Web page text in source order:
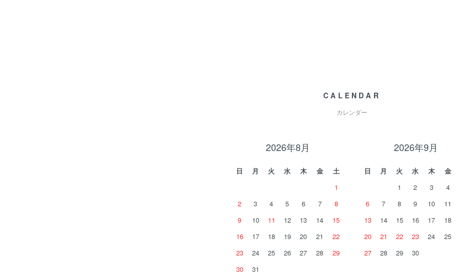
CALENDAR
カレンダー
2026年8月
日 月 火 水 木 金
土
1
2
3 4 5 6 7
8
9
10 11 12 13 14
15
16
17 18 19 20 21
22
23
24 25 26 27 28
29
30
31
2026年9月
日 月 火 水 木 金
1
2 3 4
6
7 8 9 10 11
13
14 15 16 17 18
20
21 22 23 24 25
27
28 29 30